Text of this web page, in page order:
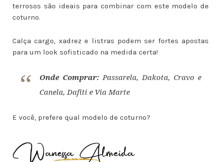
terrosos são ideais para combinar com este modelo de
coturno.
Calça cargo, xadrez e listras podem ser fortes apostas
para um look sofisticado na medida certa!
Onde Comprar:Passarela, Dakota, Cravo e
Canela, Dafiti e Via Marte
E você, prefere qual modelo de coturno?